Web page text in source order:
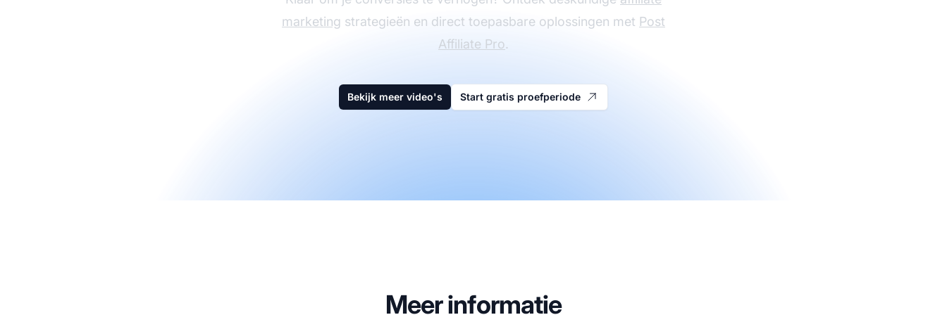
marketing strategieën en direct toepasbare oplossingen met Post
Affiliate Pro.
Bekijk meer video's Start gratis proefperiode
Meer informatie